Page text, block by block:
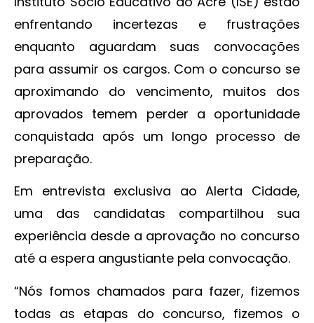
enfrentando incertezas e frustrações
enquanto aguardam suas convocações
para assumir os cargos. Com o concurso se
aproximando do vencimento, muitos dos
aprovados temem perder a oportunidade
conquistada após um longo processo de
preparação.
Em entrevista exclusiva ao Alerta Cidade,
uma das candidatas compartilhou sua
experiência desde a aprovação no concurso
até a espera angustiante pela convocação.
“Nós fomos chamados para fazer, fizemos
todas as etapas do concurso, fizemos o